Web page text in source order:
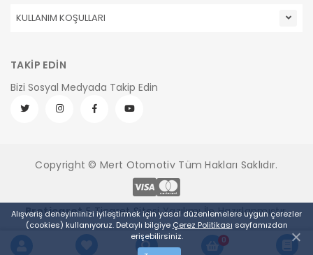
0
Alışveriş deneyiminizi iyileştirmek için yasal düzenlemelere uygun çerezler
(cookies) kullanıyoruz. Detaylı bilgiye Çerez Politikası sayfamızdan
erişebilirsiniz.
KULLANIM KOŞULLARI
TAKİP EDİN
Bizi Sosyal Medyada Takip Edin
Copyright © Mert Otomotiv Tüm Hakları Saklıdır.
Pro ticaret E Ticaret SitesiYazılımı İle Hazırlanmıştır.